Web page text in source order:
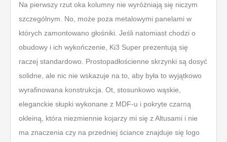
Na pierwszy rzut oka kolumny nie wyróżniają się niczym
szczególnym. No, może poza metalowymi panelami w
których zamontowano głośniki. Jeśli natomiast chodzi o
obudowy i ich wykończenie, Ki3 Super prezentują się
raczej standardowo. Prostopadłościenne skrzynki są dosyć
solidne, ale nic nie wskazuje na to, aby była to wyjątkowo
wyrafinowana konstrukcja. Ot, stosunkowo wąskie,
eleganckie słupki wykonane z MDF-u i pokryte czarną
okleiną, która niezmiennie kojarzy mi się z Altusami i nie
ma znaczenia czy na przedniej ściance znajduje się logo